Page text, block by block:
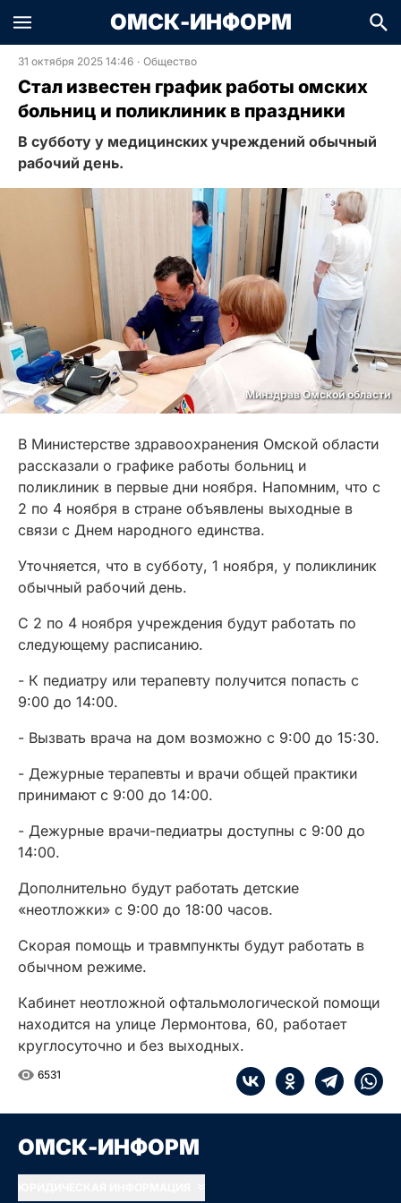
ОМСК-ИНФОРМ
31 октября 2025 14:46 · Общество
Стал известен график работы омских
больниц и поликлиник в праздники
В субботу у медицинских учреждений обычный
рабочий день.
Минздрав Омской области
В Министерстве здравоохранения Омской области
рассказали о графике работы больниц и
поликлиник в первые дни ноября. Напомним, что с
2 по 4 ноября в стране объявлены выходные в
связи с Днем народного единства.
Уточняется, что в субботу, 1 ноября, у поликлиник
обычный рабочий день.
С 2 по 4 ноября учреждения будут работать по
следующему расписанию.
- К педиатру или терапевту получится попасть с
9:00 до 14:00.
- Вызвать врача на дом возможно с 9:00 до 15:30.
- Дежурные терапевты и врачи общей практики
принимают с 9:00 до 14:00.
- Дежурные врачи-педиатры доступны с 9:00 до
14:00.
Дополнительно будут работать детские
«неотложки» с 9:00 до 18:00 часов.
Скорая помощь и травмпункты будут работать в
обычном режиме.
Кабинет неотложной офтальмологической помощи
находится на улице Лермонтова, 60, работает
круглосуточно и без выходных.
6531
ОМСК-ИНФОРМ